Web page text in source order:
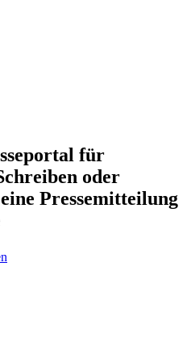
für
oder
Pressemitteilung